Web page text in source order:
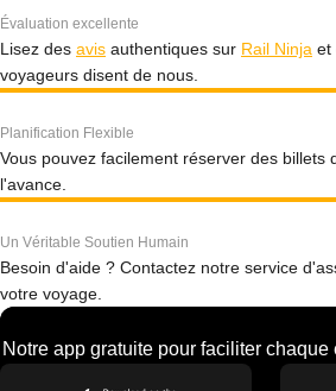
Évaluation excellente
Lisez des avis authentiques sur Rail Ninja et
voyageurs disent de nous.
Planification Flexible
Vous pouvez facilement réserver des billets
l'avance.
Un Véritable Soutien Humain
Besoin d'aide ? Contactez notre service
votre voyage.
Notre app gratuite pour faciliter chaque